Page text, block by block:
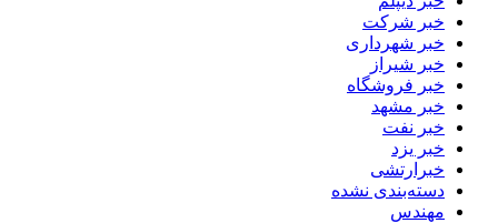
خبر شرکت
خبر شهرداری
خبر شیراز
خبر فروشگاه
خبر مشهد
خبر نفت
خبر یزد
خبرارتشی
دسته‌بندی نشده
مهندس